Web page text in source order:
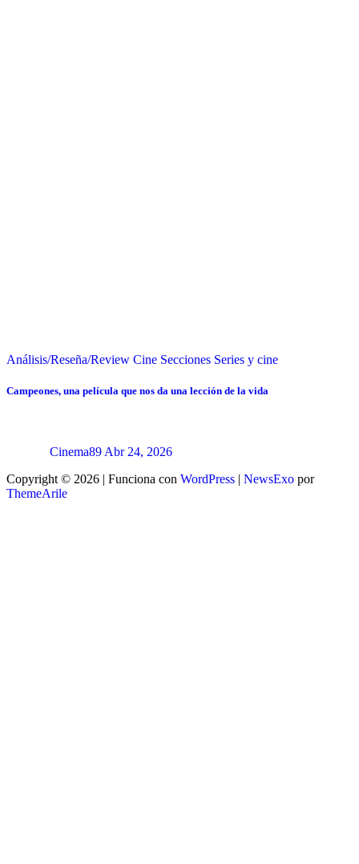
Análisis/Reseña/Review Cine Secciones Series y cine
Campeones, una película que nos da una lección de la vida
Cinema89 Abr 24, 2026
Copyright © 2026 | Funciona con WordPress | NewsExo por
ThemeArile